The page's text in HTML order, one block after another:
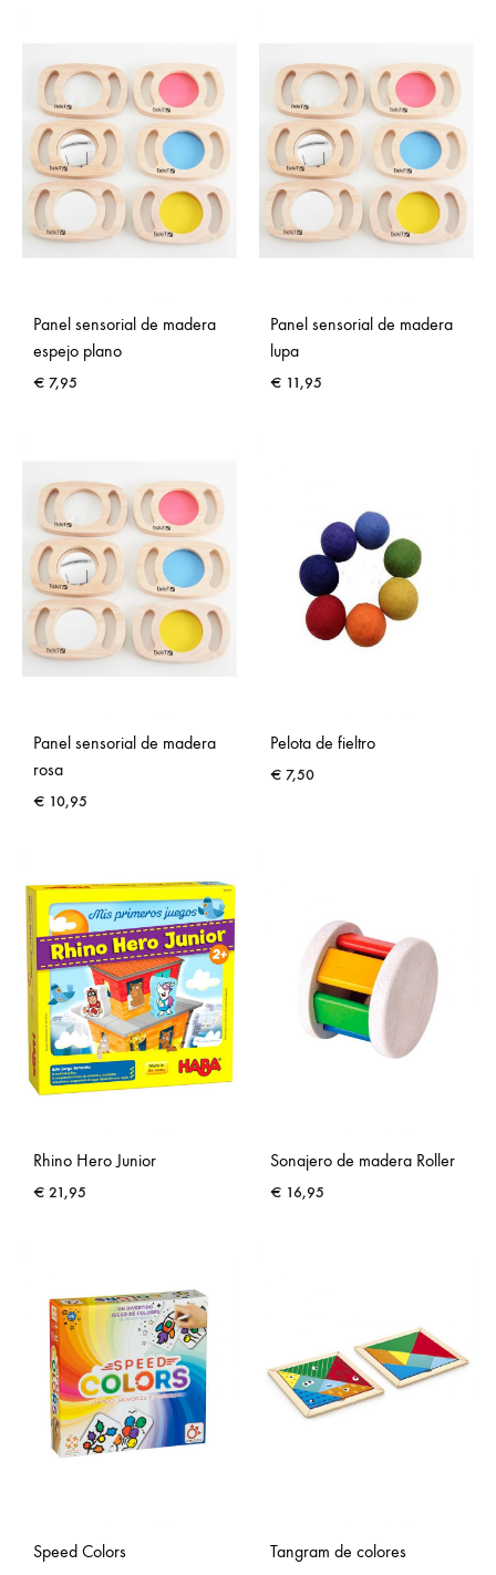
Panel sensorial de madera
espejo plano
€ 7,95
Panel sensorial de madera
lupa
€ 11,95
Panel sensorial de madera
rosa
€ 10,95
Pelota de fieltro
€ 7,50
Rhino Hero Junior
€ 21,95
Sonajero de madera Roller
€ 16,95
Speed Colors Tangram de colores